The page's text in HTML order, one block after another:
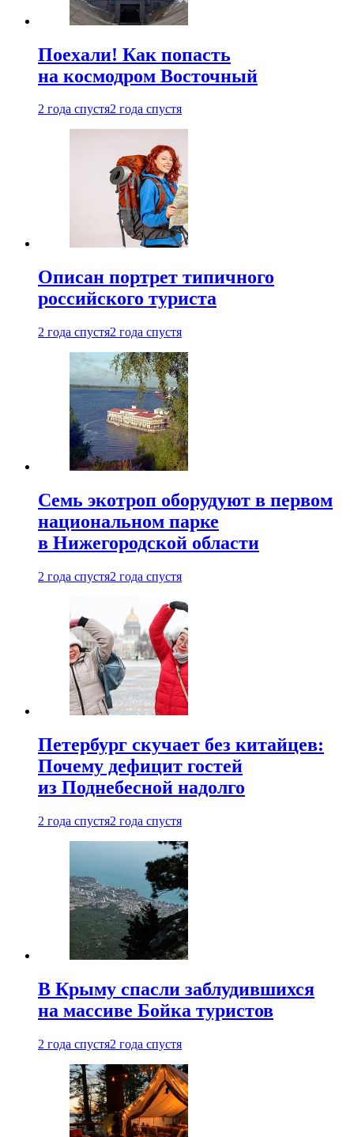
Поехали! Как попасть
на космодром Восточный
2 года спустя2 года спустя
Описан портрет типичного
российского туриста
2 года спустя2 года спустя
Семь экотроп оборудуют в первом
национальном парке
в Нижегородской области
2 года спустя2 года спустя
Петербург скучает без китайцев:
Почему дефицит гостей
из Поднебесной надолго
2 года спустя2 года спустя
В Крыму спасли заблудившихся
на массиве Бойка туристов
2 года спустя2 года спустя